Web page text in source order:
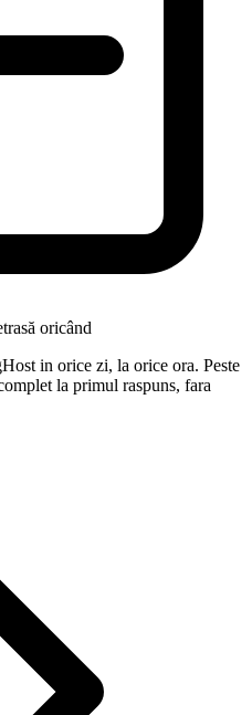
oricând
in orice zi, la orice ora. Peste
la primul raspuns, fara